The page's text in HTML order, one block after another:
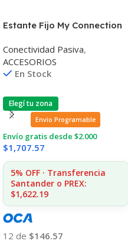
Estante Fijo My Connection
Conectividad Pasiva,
ACCESORIOS
En Stock
Elegí tu zona
Envio Programable
Envío gratis desde $2.000
$1,707.57
5% OFF · Transferencia
Santander o PREX:
$1,622.19
12 de $146.57